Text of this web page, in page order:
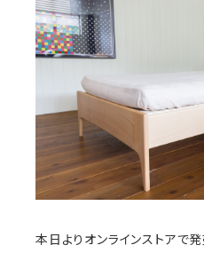
本日よりオンラインストアで